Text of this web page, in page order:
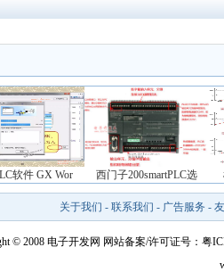
软件 GX Wor 西门子200smartPLC选
关于我们 - 联系我们 - 广告服务 -
© 2008 电子开发网 网站备案/许可证号：粤